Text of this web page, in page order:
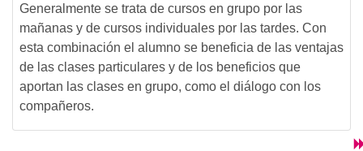
Generalmente se trata de cursos en grupo por las
mañanas y de cursos individuales por las tardes. Con
esta combinación el alumno se beneficia de las ventajas
de las clases particulares y de los beneficios que
aportan las clases en grupo, como el diálogo con los
compañeros.